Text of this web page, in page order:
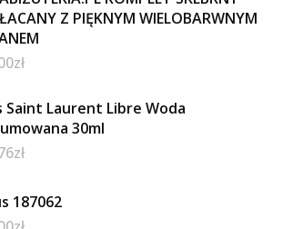
Z PIĘKNYM WIELOBARWNYM
zł
Saint Laurent Libre Woda
30ml
zł
187062